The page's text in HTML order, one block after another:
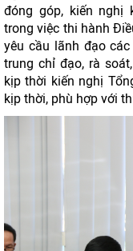
đóng góp, kiến nghị
trong việc thi hành
yêu cầu lãnh đạo
trung chỉ đạo, rà
kịp thời kiến nghị
kịp thời, phù hợp với